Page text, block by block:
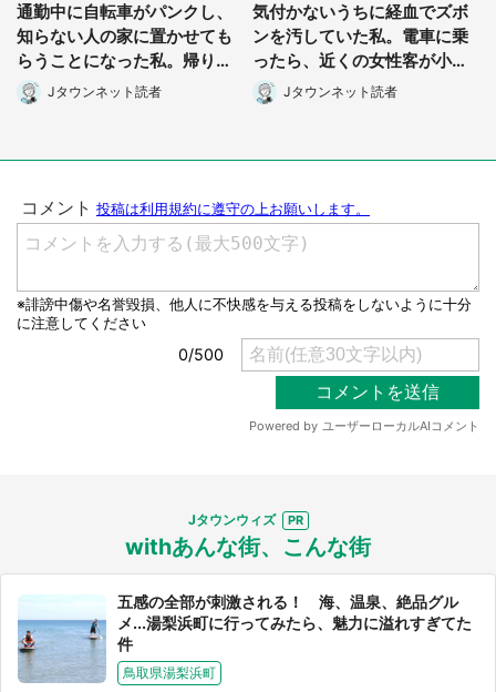
都道府選択
通勤中に自転車がパンクし、
知らない人の家に置かせても
らうことになった私。帰りに
取りに行くと、なんと...(東京
都・40代女性)
Jタウンネット読者
気付かないうちに経血でズボ
ンを汚していた私。電車に乗
ったら、近くの女性客が小さ
な声で(千葉県・10代女性)
Jタウンネット読者
Jタウンウィズ
withあんな街、こんな街
五感の全部が刺激される！ 海、温泉、絶品グル
メ...湯梨浜町に行ってみたら、魅力に溢れすぎてた
件
鳥取県湯梨浜町